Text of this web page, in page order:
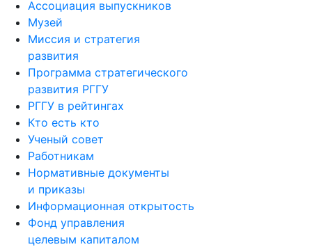
Ассоциация выпускников
Музей
Миссия и стратегия
развития
Программа стратегического
развития РГГУ
РГГУ в рейтингах
Кто есть кто
Ученый совет
Работникам
Нормативные документы
и приказы
Информационная открытость
Фонд управления
целевым капиталом